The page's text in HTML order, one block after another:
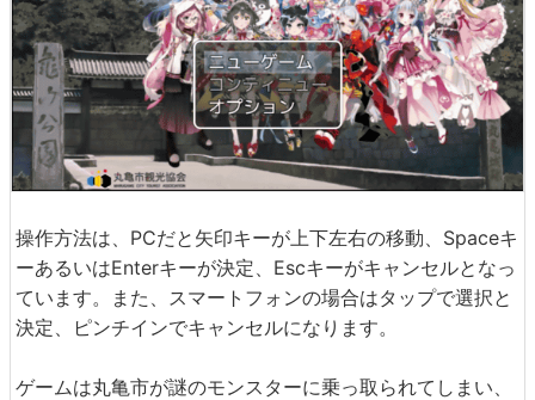
操作方法は、PCだと矢印キーが上下左右の移動、Spaceキ
ーあるいはEnterキーが決定、Escキーがキャンセルとなっ
ています。また、スマートフォンの場合はタップで選択と
決定、ピンチインでキャンセルになります。
ゲームは丸亀市が謎のモンスターに乗っ取られてしまい、